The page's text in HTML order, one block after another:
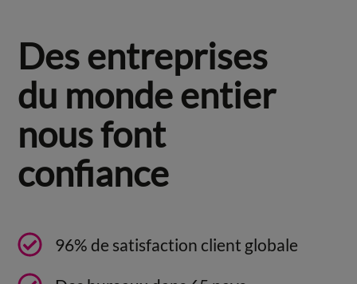
Des entreprises
du monde entier
nous font
confiance
96% de satisfaction client globale